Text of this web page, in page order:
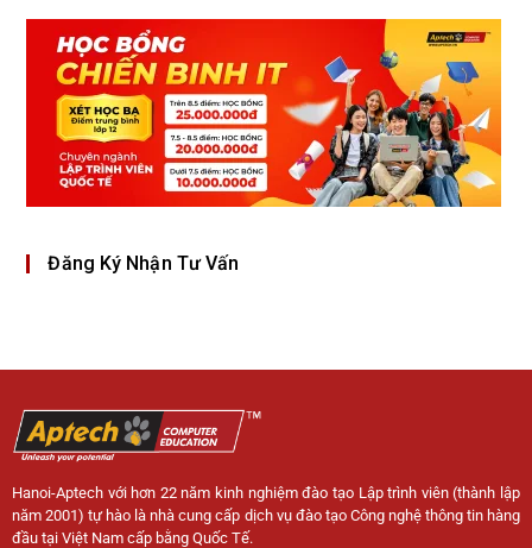
Đăng Ký Nhận Tư Vấn
Hanoi-Aptech với hơn 22 năm kinh nghiệm đào tạo Lập trình viên (thành lập
năm 2001) tự hào là nhà cung cấp dịch vụ đào tạo Công nghệ thông tin hàng
đầu tại Việt Nam cấp bằng Quốc Tế.